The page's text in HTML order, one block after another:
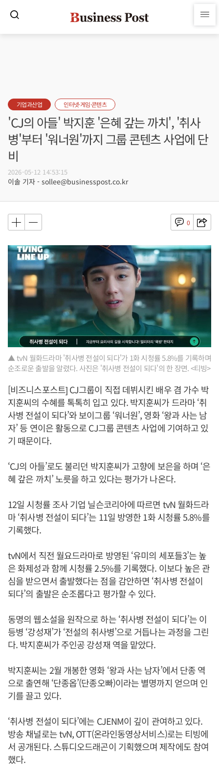
기업과산업 인터넷·게임·콘텐츠
'CJ의 아들' 박지훈 '은혜 갚는 까치', '취사
병'부터 '워너원'까지 그룹 콘텐츠 사업에 단
비
2026-05-12 14:53:15
이솔 기자 - sollee@businesspost.co.kr
0
▲ tvN 월화드라마 '취사병 전설이 되다'가 1화 시청률 5.8%를 기록하며
순조로운 출발을 알렸다. 사진은 '취사병 전설이 되다'의 한 장면. <티빙>
[비즈니스포스트] CJ그룹이 직접 데뷔시킨 배우 겸 가수 박
지훈씨의 수혜를 톡톡히 입고 있다. 박지훈씨가 드라마 ‘취
사병 전설이 되다’와 보이그룹 ‘워너원’, 영화 ‘왕과 사는 남
자’ 등 연이은 활동으로 CJ그룹 콘텐츠 사업에 기여하고 있
기 때문이다.
‘CJ의 아들’로도 불리던 박지훈씨가 고향에 보은을 하며 ‘은
혜 갚은 까치’ 노릇을 하고 있다는 평가가 나온다.
12일 시청률 조사 기업 닐슨코리아에 따르면 tvN 월화드라
마 ‘취사병 전설이 되다’는 11일 방영한 1화 시청률 5.8%를
기록했다.
tvN에서 직전 월요드라마로 방영된 ‘유미의 세포들3’는 높
은 화제성과 함께 시청률 2.5%를 기록했다. 이보다 높은 관
심을 받으면서 출발했다는 점을 감안하면 ‘취사병 전설이
되다’의 출발은 순조롭다고 평가할 수 있다.
동명의 웹소설을 원작으로 하는 ‘취사병 전설이 되다’는 이
등병 ‘강성재’가 ‘전설의 취사병’으로 거듭나는 과정을 그린
다. 박지훈씨가 주인공 강성재 역을 맡았다.
박지훈씨는 2월 개봉한 영화 ‘왕과 사는 남자’에서 단종 역
으로 출연해 ‘단종옵’(단종오빠)이라는 별명까지 얻으며 인
기를 끌고 있다.
‘취사병 전설이 되다’에는 CJENM이 깊이 관여하고 있다.
방송 채널로는 tvN, OTT(온라인동영상서비스)로는 티빙에
서 공개된다. 스튜디오드래곤이 기획했으며 제작에도 참여
했다.